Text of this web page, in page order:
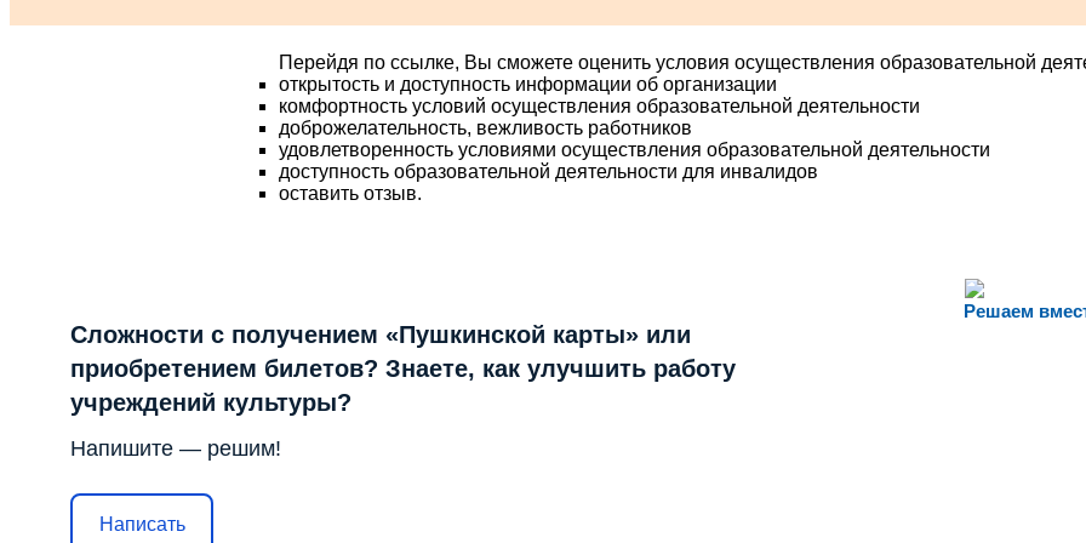
Перейдя по ссылке, Вы сможете оценить условия осуществления образовательной
открытость и доступность информации об организации
комфортность условий осуществления образовательной деятельности
доброжелательность, вежливость работников
удовлетворенность условиями осуществления образовательной деятельности
доступность образовательной деятельности для инвалидов
оставить отзыв.
Решаем
Сложности с получением «Пушкинской карты» или
приобретением билетов? Знаете, как улучшить работу
учреждений культуры?
Напишите — решим!
Написать